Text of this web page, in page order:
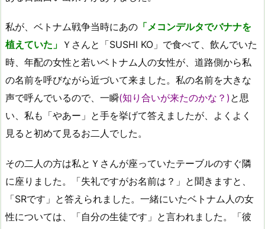
私が、ベトナム戦争当時にあの 「メコンデルタでバナナを
植えていた」 Ｙさんと「SUSHI KO」で食べて、飲んでいた
時、年配の女性と若いベトナム人の女性が、道路側から私
の名前を呼びながら近づいて来ました。私の名前を大きな
声で呼んでいるので、一瞬(知り合いが来たのかな？) と思
い、私も「やあー」と手を挙げて答えましたが、よくよく
見ると初めて見るお二人でした。
その二人の方は私とＹさんが座っていたテーブルのすぐ隣
に座りました。「失礼ですがお名前は？」と聞きますと、
「SRです」と答えられました。一緒にいたベトナム人の女
性については、「自分の生徒です」と言われました。「彼